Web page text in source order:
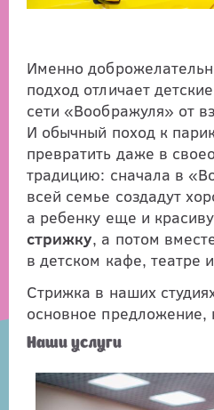
Именно
подход отличает
сети «Воображуля» от
И обычный поход к
превратить даже в
традицию: сначала в
всей семье создадут
а ребенку еще и
стрижку, а потом
в детском кафе, театре
Стрижка в наших
основное предложение,
Наши услуги